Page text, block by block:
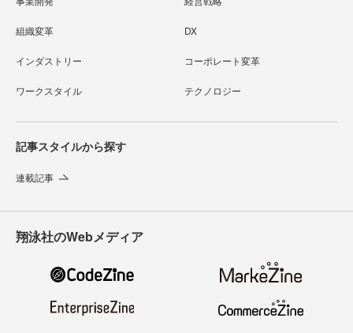
組織変革 DX
インダストリー コーポレート変革
ワークスタイル テクノロジー
記事スタイルから探す
連載記事
翔泳社のWebメディア